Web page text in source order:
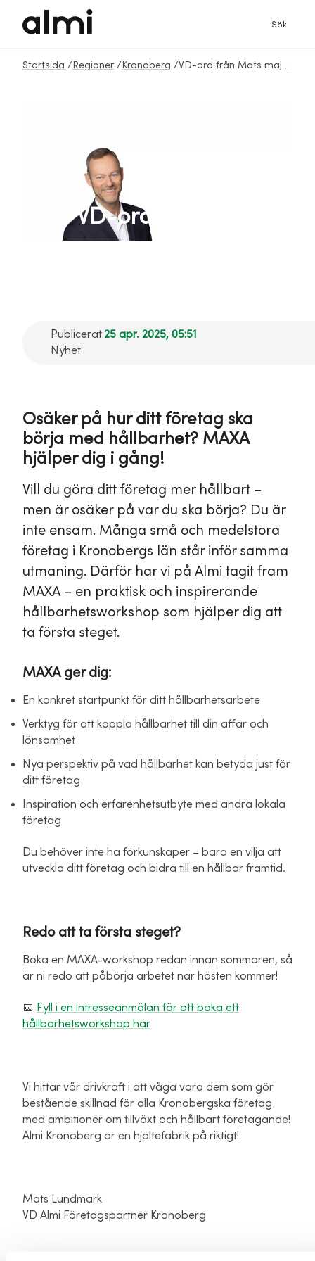
Sök
Startsida / Regioner / Kronoberg / VD-ord från Mats maj 2025
VD-ord från Mats
Publicerat:25 apr. 2025, 05:51
Nyhet
Osäker på hur ditt företag ska
börja med hållbarhet? MAXA
hjälper dig i gång!
Vill du göra ditt företag mer hållbart –
men är osäker på var du ska börja? Du är
inte ensam. Många små och medelstora
företag i Kronobergs län står inför samma
utmaning. Därför har vi på Almi tagit fram
MAXA – en praktisk och inspirerande
hållbarhetsworkshop som hjälper dig att
ta första steget.
MAXA ger dig:
En konkret startpunkt för ditt hållbarhetsarbete
Verktyg för att koppla hållbarhet till din affär och
lönsamhet
Nya perspektiv på vad hållbarhet kan betyda just för
ditt företag
Inspiration och erfarenhetsutbyte med andra lokala
företag
Du behöver inte ha förkunskaper – bara en vilja att
utveckla ditt företag och bidra till en hållbar framtid.
Redo att ta första steget?
Boka en MAXA-workshop redan innan sommaren, så
är ni redo att påbörja arbetet när hösten kommer!
📅 Fyll i en intresseanmälan för att boka ett
hållbarhetsworkshop här
Vi hittar vår drivkraft i att våga vara dem som gör
bestående skillnad för alla Kronobergska företag
med ambitioner om tillväxt och hållbart företagande!
Almi Kronoberg är en hjältefabrik på riktigt!
Mats Lundmark
VD Almi Företagspartner Kronoberg